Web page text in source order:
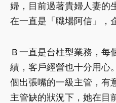
婦，目前過著貴婦人妻的
在一直是「職場阿信」，
Ｂ一直是台柱型業務，每
績，客戶經營也十分用心
個出張嘴的一級主管，有
主管缺的狀況下，她在目